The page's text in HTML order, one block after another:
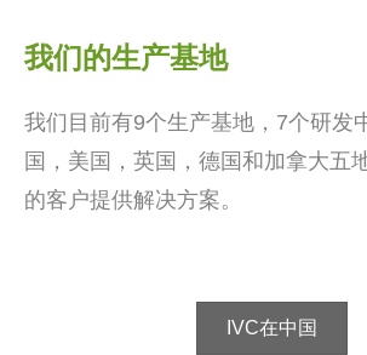
我们的生产基地
我们目前有9个生产基地，7个研发
国，美国，英国，德国和加拿大五
的客户提供解决方案。
IVC在中国